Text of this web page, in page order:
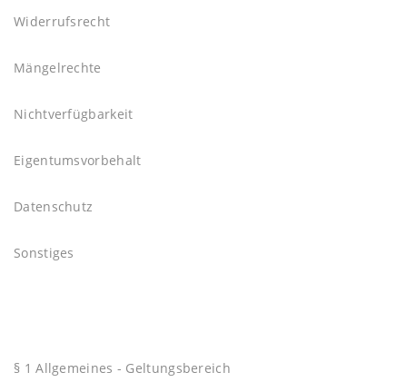
Widerrufsrecht
Mängelrechte
Nichtverfügbarkeit
Eigentumsvorbehalt
Datenschutz
Sonstiges
§ 1 Allgemeines - Geltungsbereich